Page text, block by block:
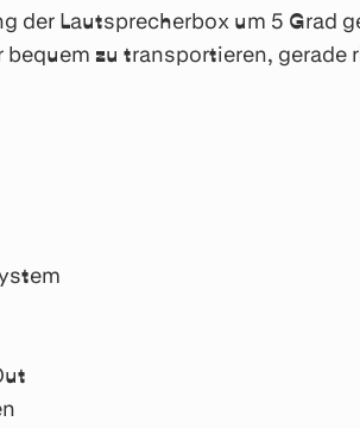
Lautsprecherbox um 5 Grad
zu transportieren, gerade